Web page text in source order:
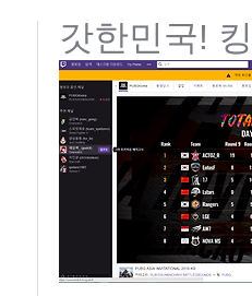
갓한민국!